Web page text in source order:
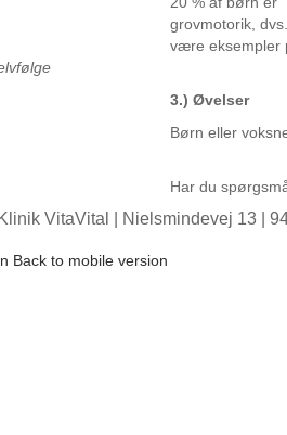
grovmotorik,
være eksempler
3.) Øvelser
Børn eller
Har du
Klinik VitaVital | Nielsmindevej 13
Back to mobile version